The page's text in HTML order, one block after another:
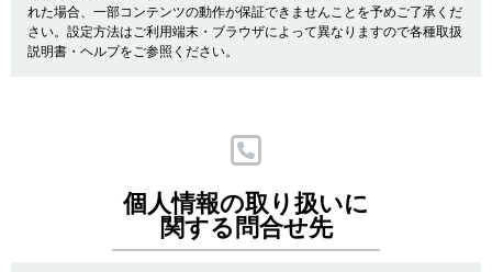
れた場合、一部コンテンツの動作が保証できませんことを予めご了承くだ
さい。設定方法はご利用端末・ブラウザによって異なりますので各種取扱
説明書・ヘルプをご参照ください。
個人情報の取り扱いに
関する問合せ先